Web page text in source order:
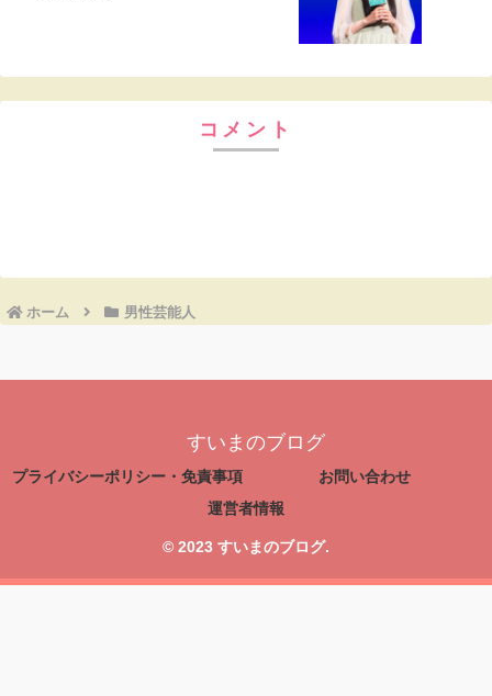
コメント
ホーム 男性芸能人
すいまのブログ
プライバシーポリシー・免責事項
お問い合わせ
運営者情報
© 2023 すいまのブログ.